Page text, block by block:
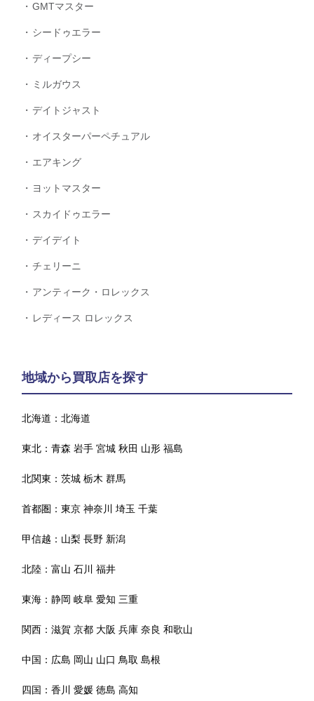
GMTマスター
シードゥエラー
ディープシー
ミルガウス
デイトジャスト
オイスターパーペチュアル
エアキング
ヨットマスター
スカイドゥエラー
デイデイト
チェリーニ
アンティーク・ロレックス
レディース ロレックス
地域から買取店を探す
北海道：北海道
東北：青森 岩手 宮城 秋田 山形 福島
北関東：茨城 栃木 群馬
首都圏：東京 神奈川 埼玉 千葉
甲信越： 山梨 長野 新潟
北陸：富山 石川 福井
東海：静岡 岐阜 愛知 三重
関西：滋賀 京都 大阪 兵庫 奈良 和歌山
中国： 広島 岡山 山口 鳥取 島根
四国：香川 愛媛 徳島 高知